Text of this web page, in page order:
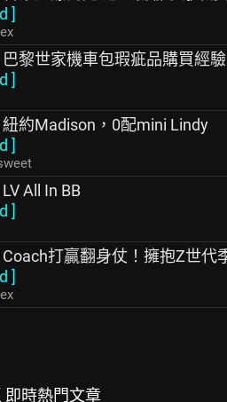
]
巴黎世家機車包瑕疵品購買經驗
]
紐約Madison，0配mini Lindy
]
All In BB
]
Coach打贏翻身仗！擁抱Z世代
]
即時熱門文章